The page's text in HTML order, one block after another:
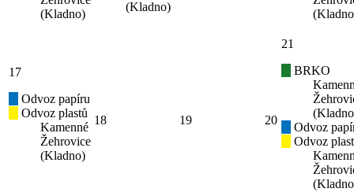
(Kladno)
(Kladno)
17
Odvoz papíru
Odvoz plastů
Kamenné
Žehrovice
(Kladno)
18 19 20
21
BRKO
Odvoz
Odvoz